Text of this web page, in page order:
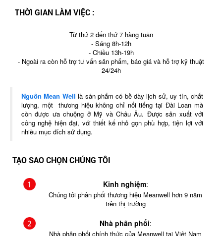
THỜI GIAN LÀM VIỆC :
Từ thứ 2 đến thứ 7 hàng tuần
- Sáng 8h-12h
- Chiều 13h-19h
- Ngoài ra còn hỗ trợ tư vấn sản phẩm, báo giá và hỗ trợ kỹ thuật
24/24h
Nguồn Mean Well là sản phẩm có bề dày lịch sử, uy tín, chất
lượng, một thương hiệu không chỉ nổi tiếng tại Đài Loan mà
còn được ưa chuộng ở Mỹ và Châu Âu. Được sản xuất với
công nghệ hiện đại, với thiết kế nhỏ gọn phù hợp, tiện lợi với
nhiều mục đích sử dụng.
TẠO SAO CHỌN CHÚNG TÔI
Kinh nghiệm:
Chúng tôi phân phối thương hiệu Meanwell hơn 9 năm
trên thị trường
Nhà phân phối:
Nhà phân phối chính thức của Meanwell tại Việt Nam